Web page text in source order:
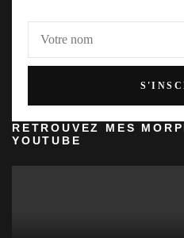
RETROUVEZ MES
YOUTUBE